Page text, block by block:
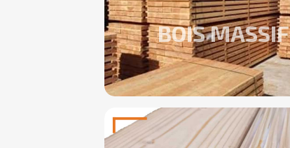
BOIS MASSIF